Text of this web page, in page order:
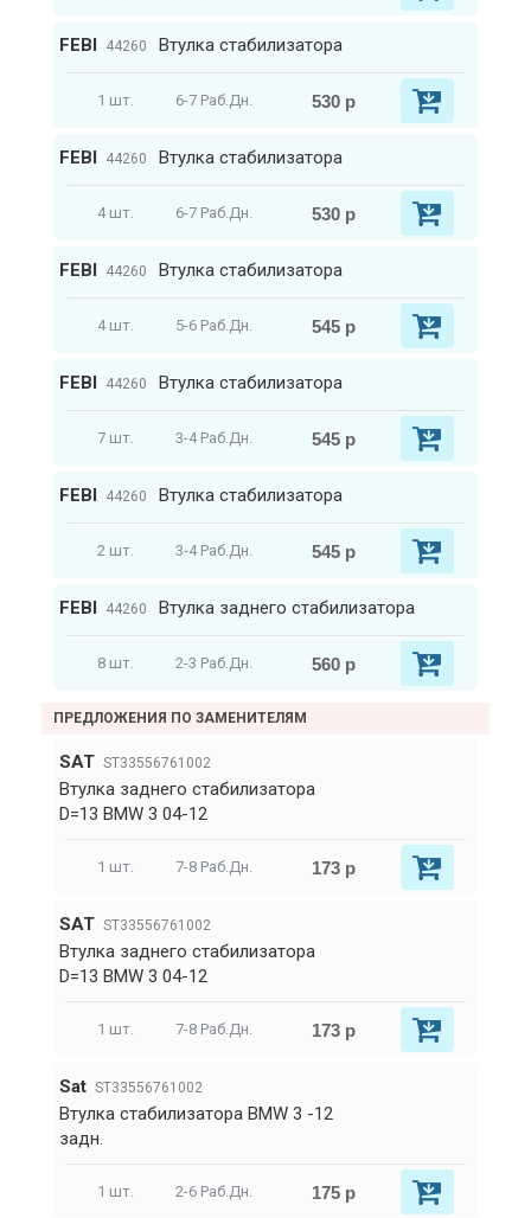
FEBI 44260 Втулка стабилизатора
1 шт. 6-7 Раб.Дн. 530 р
FEBI 44260 Втулка стабилизатора
4 шт. 6-7 Раб.Дн. 530 р
FEBI 44260 Втулка стабилизатора
4 шт. 5-6 Раб.Дн. 545 р
FEBI 44260 Втулка стабилизатора
7 шт. 3-4 Раб.Дн. 545 р
FEBI 44260 Втулка стабилизатора
2 шт. 3-4 Раб.Дн. 545 р
FEBI 44260 Втулка заднего стабилизатора
8 шт. 2-3 Раб.Дн. 560 р
ПРЕДЛОЖЕНИЯ ПО ЗАМЕНИТЕЛЯМ
SAT ST33556761002
Втулка заднего стабилизатора
D=13 BMW 3 04-12
1 шт. 7-8 Раб.Дн. 173 р
SAT ST33556761002
Втулка заднего стабилизатора
D=13 BMW 3 04-12
1 шт. 7-8 Раб.Дн. 173 р
Sat ST33556761002
Втулка стабилизатора BMW 3 -12
задн.
1 шт. 2-6 Раб.Дн. 175 р